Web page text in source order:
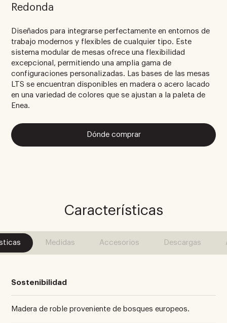
Redonda
Diseñados para integrarse perfectamente en entornos de
trabajo modernos y flexibles de cualquier tipo. Este
sistema modular de mesas ofrece una flexibilidad
excepcional, permitiendo una amplia gama de
configuraciones personalizadas. Las bases de las mesas
LTS se encuentran disponibles en madera o acero lacado
en una variedad de colores que se ajustan a la paleta de
Enea.
Dónde comprar
Características
Medidas Accesorios Descargas
Sostenibilidad
Madera de roble proveniente de bosques europeos.